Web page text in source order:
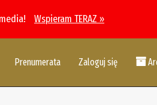
Wspieram TERAZ »
Prenumerata Zaloguj się